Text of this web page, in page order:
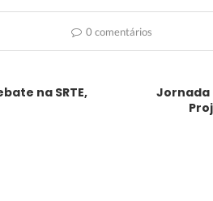
0 comentários
na SRTE,
Jornada